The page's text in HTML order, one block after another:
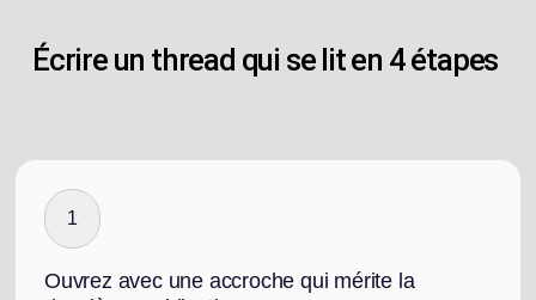
Écrire un thread qui se lit en 4 étapes
1
Ouvrez avec une accroche qui mérite la